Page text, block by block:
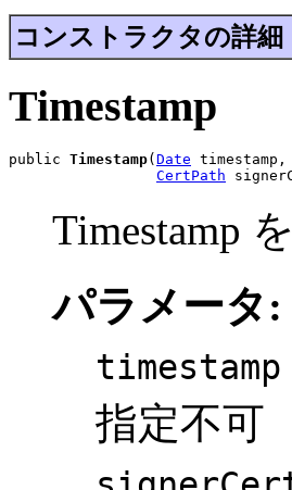
コンストラクタの詳細
Timestamp
public Timestamp( Date timestamp,
CertPath
Timestamp
パラメータ:
timestamp
指定不可